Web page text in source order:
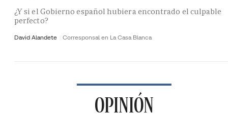
¿Y si el Gobierno español hubiera encontrado el culpable
perfecto?
David Alandete Corresponsal en La Casa Blanca
OPINIÓN